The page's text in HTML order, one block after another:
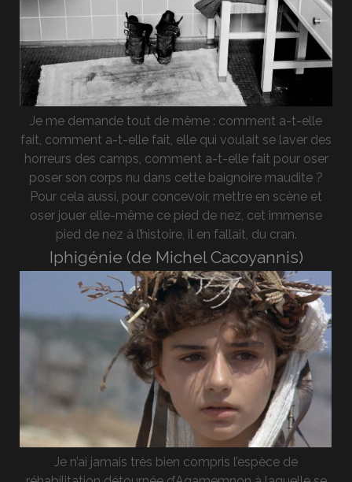
Je me demande tout de même : comment a-t-elle
fait, comment a-t-elle fait, elle qui voulait se laver des
horreurs des camps, comment a-t-elle fait pour oser
poser son corps nu dans cette baignoire maudite ?
Pour cela aussi, pour concevoir, mettre en scène et
oser jouer elle-même ce pied de nez, cet immense
pied de nez à l’histoire, il en fallait, du cran.
Iphigénie (de Michel Cacoyannis)
Je n’ai jamais très bien compris l’espèce de